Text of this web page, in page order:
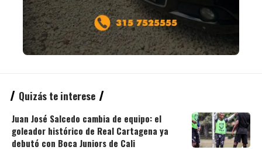
Quizás te interese
Juan José Salcedo cambia de equipo: el
goleador histórico de Real Cartagena ya
debutó con Boca Juniors de Cali